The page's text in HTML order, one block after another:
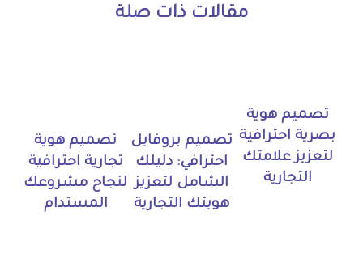
مقالات ذات صلة
تصميم هوية
بصرية احترافية
لتعزيز علامتك
التجارية
تصميم بروفايل
احترافي: دليلك
الشامل لتعزيز
هويتك التجارية
تصميم هوية
تجارية احترافية
لنجاح مشروعك
المستدام